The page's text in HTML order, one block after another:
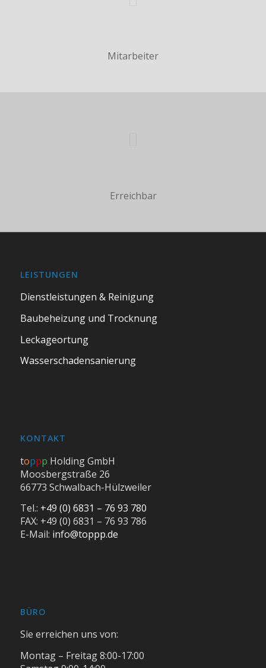
Mitarbeiter
Erreichbar
LEISTUNGEN
Dienstleistungen & Reinigung
Baubeheizung und Trocknung
Leckageortung
Wasserschadensanierung
KONTAKT
toppp Holding GmbH
Moosbergstraße 26
66773 Schwalbach-Hülzweiler
Tel.: +49 (0) 6831 – 76 93 780
FAX: +49 (0) 6831 – 76 93 786
E-Mail: info@toppp.de
BÜRO
Sie erreichen uns von:
Montag – Freitag 8:00-17:00